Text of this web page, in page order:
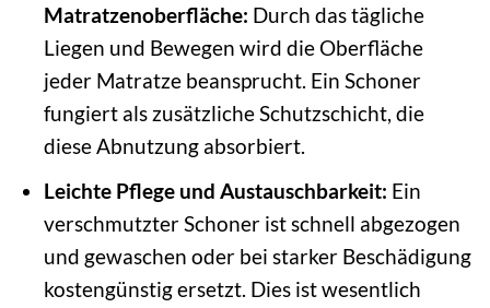
Matratzenoberfläche: Durch das tägliche
Liegen und Bewegen wird die Oberfläche
jeder Matratze beansprucht. Ein Schoner
fungiert als zusätzliche Schutzschicht, die
diese Abnutzung absorbiert.
Leichte Pflege und Austauschbarkeit: Ein
verschmutzter Schoner ist schnell abgezogen
und gewaschen oder bei starker Beschädigung
kostengünstig ersetzt. Dies ist wesentlich